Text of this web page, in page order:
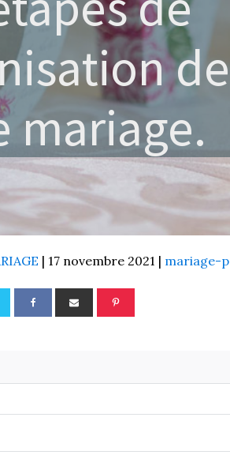
de
mariage.
| 17 novembre 2021 | mariage-